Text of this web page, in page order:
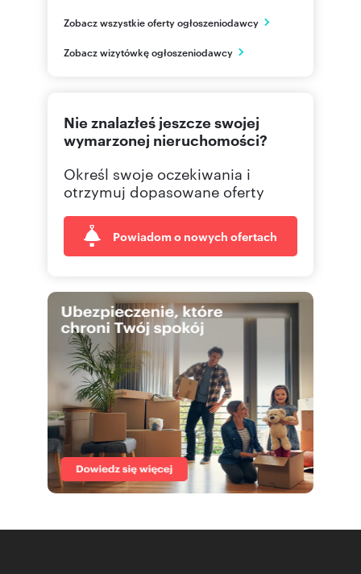
ul. Przemysłowa 23
podkarpackie
Zobacz wszystkie oferty ogłoszeniodawcy
Zobacz wizytówkę ogłoszeniodawcy
Nie znalazłeś jeszcze swojej
wymarzonej nieruchomości?
Określ swoje oczekiwania i
otrzymuj dopasowane oferty
Powiadom o nowych ofertach